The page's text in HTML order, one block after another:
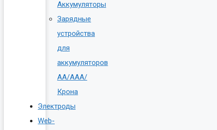
Аккумуляторы
Зарядные
устройства
для
аккумуляторов
AA/AAA/
Крона
Электроды
Web-